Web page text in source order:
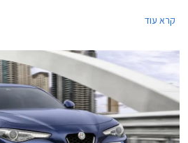
קרא עוד